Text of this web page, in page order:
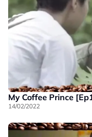
My Coffee Prince
14/02/2022